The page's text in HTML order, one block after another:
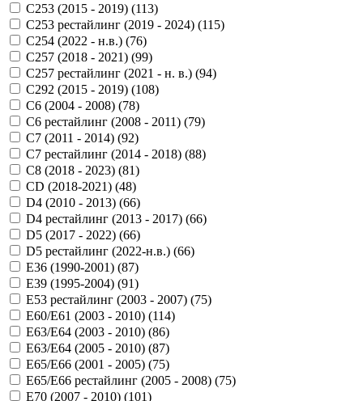
C253 (2015 - 2019) (113)
C253 рестайлинг (2019 - 2024) (115)
C254 (2022 - н.в.) (76)
C257 (2018 - 2021) (99)
C257 рестайлинг (2021 - н. в.) (94)
C292 (2015 - 2019) (108)
C6 (2004 - 2008) (78)
C6 рестайлинг (2008 - 2011) (79)
C7 (2011 - 2014) (92)
C7 рестайлинг (2014 - 2018) (88)
C8 (2018 - 2023) (81)
CD (2018-2021) (48)
D4 (2010 - 2013) (66)
D4 рестайлинг (2013 - 2017) (66)
D5 (2017 - 2022) (66)
D5 рестайлинг (2022-н.в.) (66)
E36 (1990-2001) (87)
E39 (1995-2004) (91)
E53 рестайлинг (2003 - 2007) (75)
E60/E61 (2003 - 2010) (114)
E63/E64 (2003 - 2010) (86)
E63/E64 (2005 - 2010) (87)
E65/E66 (2001 - 2005) (75)
E65/E66 рестайлинг (2005 - 2008) (75)
E70 (2007 - 2010) (101)